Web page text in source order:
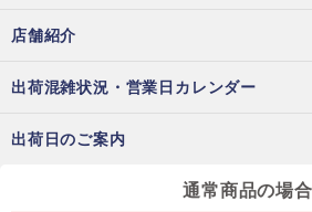
店舗紹介
出荷混雑状況・営業日カレンダー
出荷日のご案内
通常商品の場合